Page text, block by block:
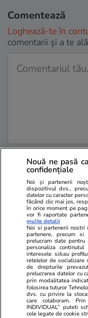
Comentează
Loghează-te în
comentarii și a te
Sunt de acord cu
PARTENERI
Nouă ne pasă
confidențiale
Noi și partenerii
dispozitivul dvs.,
datelor cu caracter
făcând clic mai jos,
în orice moment pe
vor fi raportate
multe detalii
Noi si partenerii nostri
partenere, precum
prelucram date
personaliza
interesele si/sau
retelelor de socializare
de drepturile
prelucrarea datelor cu
prin modalitatea
folosirea tuturor
dvs. cu privire la
care colaboram.
INDIVIDUAL” puteti
cele legate de cookie